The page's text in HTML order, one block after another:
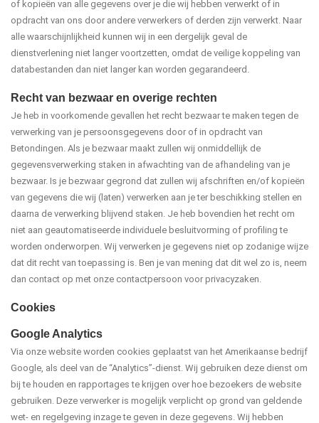
of kopieën van alle gegevens over je die wij hebben verwerkt of in
opdracht van ons door andere verwerkers of derden zijn verwerkt. Naar
alle waarschijnlijkheid kunnen wij in een dergelijk geval de
dienstverlening niet langer voortzetten, omdat de veilige koppeling van
databestanden dan niet langer kan worden gegarandeerd.
Recht van bezwaar en overige rechten
Je heb in voorkomende gevallen het recht bezwaar te maken tegen de
verwerking van je persoonsgegevens door of in opdracht van
Betondingen. Als je bezwaar maakt zullen wij onmiddellijk de
gegevensverwerking staken in afwachting van de afhandeling van je
bezwaar. Is je bezwaar gegrond dat zullen wij afschriften en/of kopieën
van gegevens die wij (laten) verwerken aan je ter beschikking stellen en
daarna de verwerking blijvend staken. Je heb bovendien het recht om
niet aan geautomatiseerde individuele besluitvorming of profiling te
worden onderworpen. Wij verwerken je gegevens niet op zodanige wijze
dat dit recht van toepassing is. Ben je van mening dat dit wel zo is, neem
dan contact op met onze contactpersoon voor privacyzaken.
Cookies
Google Analytics
Via onze website worden cookies geplaatst van het Amerikaanse bedrijf
Google, als deel van de “Analytics”-dienst. Wij gebruiken deze dienst om
bij te houden en rapportages te krijgen over hoe bezoekers de website
gebruiken. Deze verwerker is mogelijk verplicht op grond van geldende
wet- en regelgeving inzage te geven in deze gegevens. Wij hebben